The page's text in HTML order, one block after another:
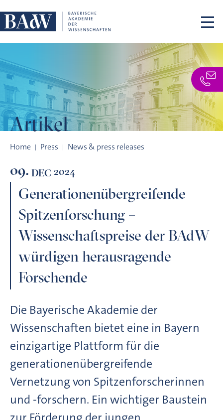
Artikel
Home Press News & press releases
09. DEC 2024
Generationenübergreifende
Spitzenforschung –
Wissenschaftspreise der BAdW
würdigen herausragende
Forschende
Die Bayerische Akademie der
Wissenschaften bietet eine in Bayern
einzigartige Plattform für die
generationenübergreifende
Vernetzung von Spitzenforscherinnen
und -forschern. Ein wichtiger Baustein